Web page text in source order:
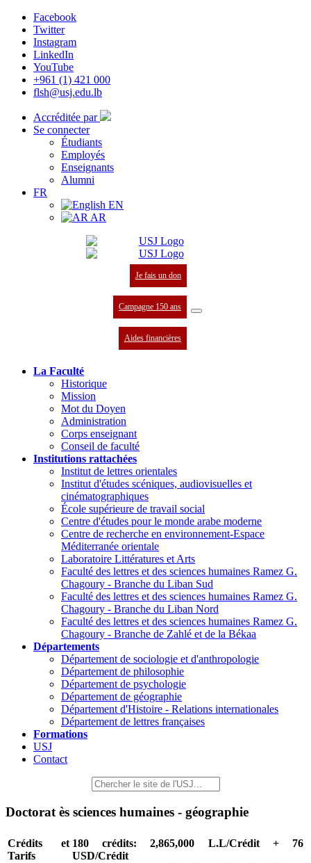
Facebook
Twitter
Instagram
LinkedIn
YouTube
+961 (1) 421 000
flsh@usj.edu.lb
Accréditée par
Se connecter
Étudiants
Employés
Enseignants
Alumni
FR
EN
AR
Je fais un don
Campagne 150 ans
Aides financières
La Faculté
Historique
Mission
Mot du Doyen
Administration
Corps enseignant
Conseil de faculté
Institutions rattachées
Institut de lettres orientales
Institut d'études scéniques, audiovisuelles et
cinématographiques
École supérieure de travail social
Centre d'études pour le monde arabe moderne
Centre de recherche en environnement-Espace
Méditerranée orientale
Laboratoire Littératures et Arts
Faculté des lettres et des sciences humaines Ramez G.
Chagoury - Branche du Liban Sud
Faculté des lettres et des sciences humaines Ramez G.
Chagoury - Branche du Liban Nord
Faculté des lettres et des sciences humaines Ramez G.
Chagoury - Branche de Zahlé et de la Békaa
Départements
Département de sociologie et d'anthropologie
Département de philosophie
Département de psychologie
Département de géographie
Département d'Histoire - Relations internationales
Département de lettres françaises
Formations
USJ
Contact
Doctorat ès sciences humaines - géographie
Crédits et
Tarifs
180 crédits: 2,865,000 L.L/Crédit + 76
USD/Crédit